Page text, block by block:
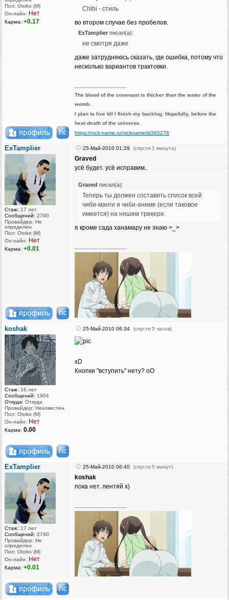
Пол: Otoko (M)
Он-лайн: Нет
Карма: +0.17
Chibi - стиль
во втором случае без пробелов.
ExTamplier писал(а):
не смотря даже
даже затрудняюсь сказать, где ошибка, потому что
несколько вариантов трактовки.
The blood of the covenant is thicker than the water of the
womb.
I plan to live till I finish my backlog. Hopefully, before the
heat death of the universe.
https://nick-name.ru/nickname/id365278
ExTamplier
Стаж: 17 лет
Сообщений: 2790
Провайдер: Не
определен
Пол: Otoko (M)
Он-лайн: Нет
Карма: +0.01
25-Май-2010 01:29 (спустя 1 минута)
Graved
усё будет. усё исправим..
Graved писал(а):
Теперь ты должен составить список всей
чиби-манги и чиби-аниме (если таковое
имеется) на няшем трекере.
я кроме сада ханамару не знаю >_>
koshak
Стаж: 16 лет
Сообщений: 1904
Откуда: Откуда
Провайдер: Неизвестен
Пол: Otoko (M)
Он-лайн: Нет
Карма: 0.00
25-Май-2010 06:34 (спустя 5 часов)
xD
Кнопки "вступить" нету? оО
ExTamplier
Стаж: 17 лет
Сообщений: 2790
Провайдер: Не
определен
Пол: Otoko (M)
Он-лайн: Нет
Карма: +0.01
25-Май-2010 06:40 (спустя 5 минут)
koshak
пока нет. лентяй х)